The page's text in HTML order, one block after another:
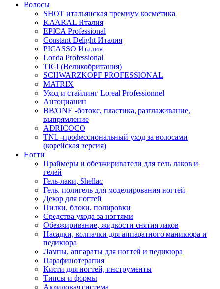
Волосы
SHOT итальянская премиум косметика
KAARAL Италия
EPICA Professional
Constant Delight Италия
PICASSO Италия
Londa Professional
TIGI (Великобритания)
SCHWARZKOPF PROFESSIONAL
MATRIX
Уход и стайлинг Loreal Professionnel
Антоцианин
BB/ONE -ботокс, пластика, разглаживание,
выпрямление
ADRICOCO
TNL -профессиональный уход за волосами
(корейская версия)
Ногти
Праймеры и обезжириватели для гель лаков и
гелей
Гель-лаки, Shellac
Гель, полигель для моделирования ногтей
Декор для ногтей
Пилки, блоки, полировки
Средства ухода за ногтями
Обезжиривание, жидкости снятия лаков
Насадки, колпачки для аппаратного маникюра и
педикюра
Лампы, аппараты для ногтей и педикюра
Парафинотерапия
Кисти для ногтей, инструменты
Типсы и формы
Акриловая система